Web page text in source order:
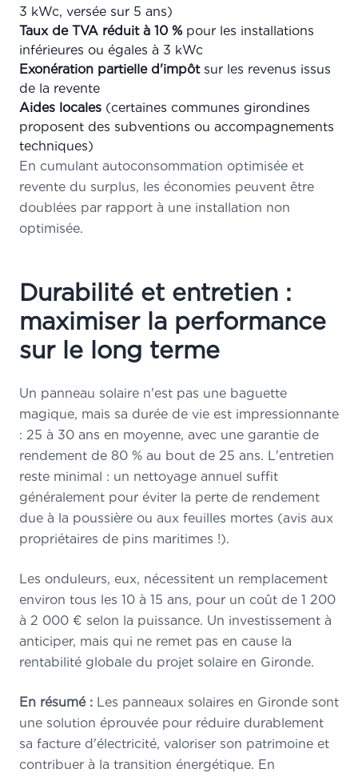
3 kWc, versée sur 5 ans)
Taux de TVA réduit à 10 %pour les installations
inférieures ou égales à 3 kWc
Exonération partielle d'impôtsur les revenus issus
de la revente
Aides locales (certaines communes girondines
proposent des subventions ou accompagnements
techniques)
En cumulant autoconsommation optimisée et
revente du surplus, les économies peuvent être
doublées par rapport à une installation non
optimisée.
Durabilité et entretien :
maximiser la performance
sur le long terme
Un panneau solaire n'est pas une baguette
magique, mais sa durée de vie est impressionnante
: 25 à 30 ans en moyenne, avec une garantie de
rendement de 80 % au bout de 25 ans. L'entretien
reste minimal : un nettoyage annuel suffit
généralement pour éviter la perte de rendement
due à la poussière ou aux feuilles mortes (avis aux
propriétaires de pins maritimes !).
Les onduleurs, eux, nécessitent un remplacement
environ tous les 10 à 15 ans, pour un coût de 1 200
à 2 000 € selon la puissance. Un investissement à
anticiper, mais qui ne remet pas en cause la
rentabilité globale du projet solaire en Gironde.
En résumé : Les panneaux solaires en Gironde sont
une solution éprouvée pour réduire durablement
sa facture d'électricité, valoriser son patrimoine et
contribuer à la transition énergétique. En